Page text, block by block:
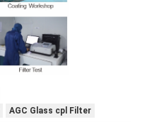
AGC Glass cpl Filter